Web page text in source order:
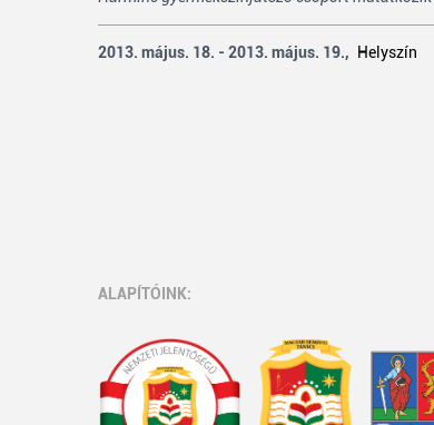
2013. május. 18. - 2013. május. 19., Helyszín
ALAPÍTÓINK: